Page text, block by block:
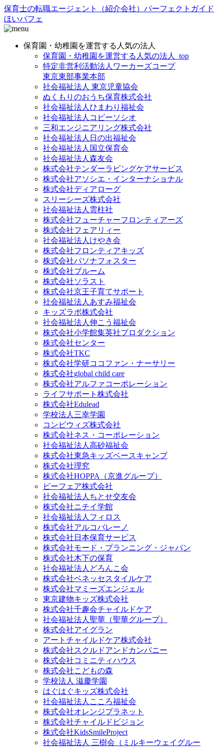
保育士の転職エージェント（紹介会社）パーフェクトガイド
ほいパフェ
保育園・幼稚園を運営する人気の法人
保育園・幼稚園を運営する人気の法人_top
特定非営利活動法人ワーカーズコープ
東京東部事業本部
社会福祉法人 東京児童協会
ぬくもりのおうち保育株式会社
社会福祉法人ひまわり福祉会
社会福祉法人コビーソシオ
三和エンジニアリング株式会社
社会福祉法人日の出福祉会
社会福祉法人国立保育会
社会福祉法人森友会
株式会社テンダーラビングケアサービス
株式会社アソシエ・インターナショナル
株式会社ディアローグ
スリーシーズ株式会社
社会福祉法人雲柱社
株式会社フューチャーフロンティアーズ
株式会社フェアリィー
社会福祉法人けやき会
株式会社フロンティアキッズ
株式会社パソナフォスター
株式会社ブルーム
株式会社ソラスト
株式会社京王子育てサポート
社会福祉法人あすみ福祉会
キッズラボ株式会社
社会福祉法人伸こう福祉会
株式会社小学館集英社プロダクション
株式会社センター
株式会社TKC
株式会社学研ココファン・ナーサリー
株式会社global child care
株式会社アルファコーポレーション
ライフサポート株式会社
株式会社Edulead
学校法人三幸学園
コンビウィズ株式会社
株式会社ネス・コーポレーション
社会福祉法人高砂福祉会
株式会社東急キッズベースキャンプ
株式会社理究
株式会社HOPPA（京進グループ）
ビーフェア株式会社
社会福祉法人ちとせ交友会
株式会社ニチイ学館
社会福祉法人フィロス
株式会社アルコバレーノ
株式会社日本保育サービス
株式会社モード・プランニング・ジャパン
株式会社木下の保育
社会福祉法人どろんこ会
株式会社ベネッセスタイルケア
株式会社マミーズエンジェル
東京建物キッズ株式会社
株式会社千趣会チャイルドケア
社会福祉法人聖華（聖華グループ）
株式会社アイグラン
アートチャイルドケア株式会社
株式会社スクルドアンドカンパニー
株式会社コミニティハウス
株式会社こどもの森
学校法人 滋慶学園
はぐはぐキッズ株式会社
社会福祉法人こころ福祉会
株式会社オレンジプラネット
株式会社チャイルドビジョン
株式会社KidsSmileProject
社会福祉法人 三樹会（ミルキーウェイグルー